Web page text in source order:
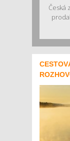
Česká